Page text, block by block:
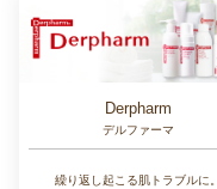
Derpharm
デルファーマ
繰り返し起こる肌トラブルに。